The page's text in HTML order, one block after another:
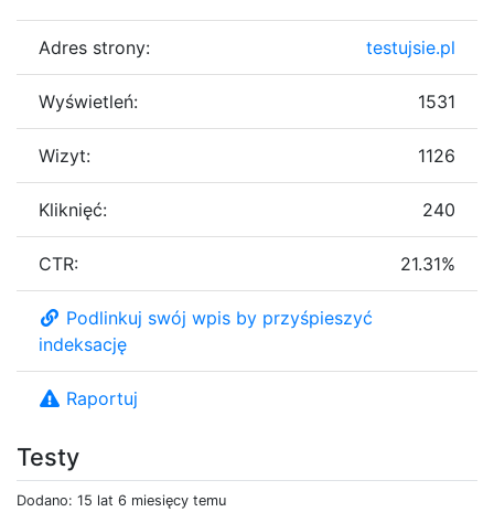
Testy
Dodano: 15 lat 6 miesięcy temu
Adres strony: testujsie.pl
Wyświetleń: 1531
Wizyt: 1126
Kliknięć: 240
CTR: 21.31%
Podlinkuj swój wpis by przyśpieszyć
indeksację
Raportuj